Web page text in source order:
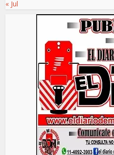
« Jul